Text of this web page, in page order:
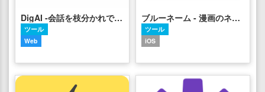
DigAI -会話を枝分かれで整理する、新感覚チャットAI-
ツール
Web
ブルーネーム - 漫画のネームに特化したドローアプリ
ツール
iOS